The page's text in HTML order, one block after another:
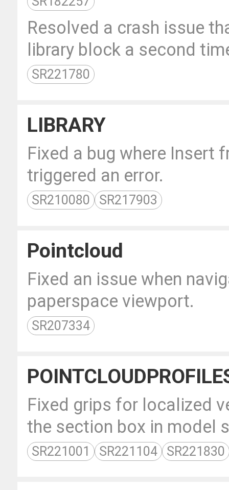
Resolved a crash issue
library block a second
SR221780
LIBRARY
Fixed a bug where Insert
triggered an error.
SR210080 SR217903
Pointcloud
Fixed an issue when
paperspace viewport.
SR207334
Fixed grips for localized
the section box in model
SR221001 SR221104 SR221830